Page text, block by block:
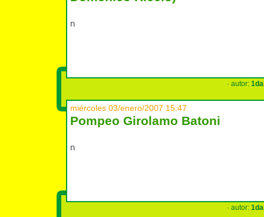
n
· autor:
miércoles 03/enero/2007 15:47
Pompeo Girolamo Batoni
n
· autor: